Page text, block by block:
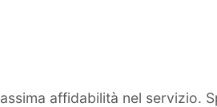
affidabilità nel servizio.